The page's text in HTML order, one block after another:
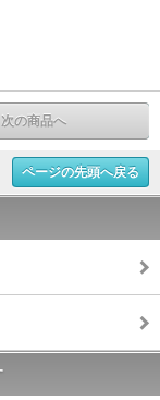
次の商品へ
ページの先頭へ戻る